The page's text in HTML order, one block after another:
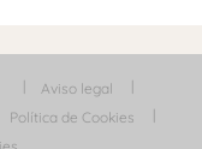
Aviso legal
Política de Cookies